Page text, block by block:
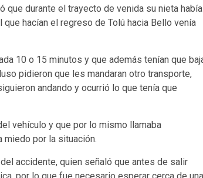
durante el trayecto de venida su nieta había
hacían el regreso de Tolú hacia Bello venía
10 o 15 minutos y que además tenían que
pidieron que les mandaran otro transporte,
andando y ocurrió lo que tenía que
vehículo y que por lo mismo llamaba
miedo por la situación.
accidente, quien señaló que antes de salir
por lo que fue necesario esperar cerca de una